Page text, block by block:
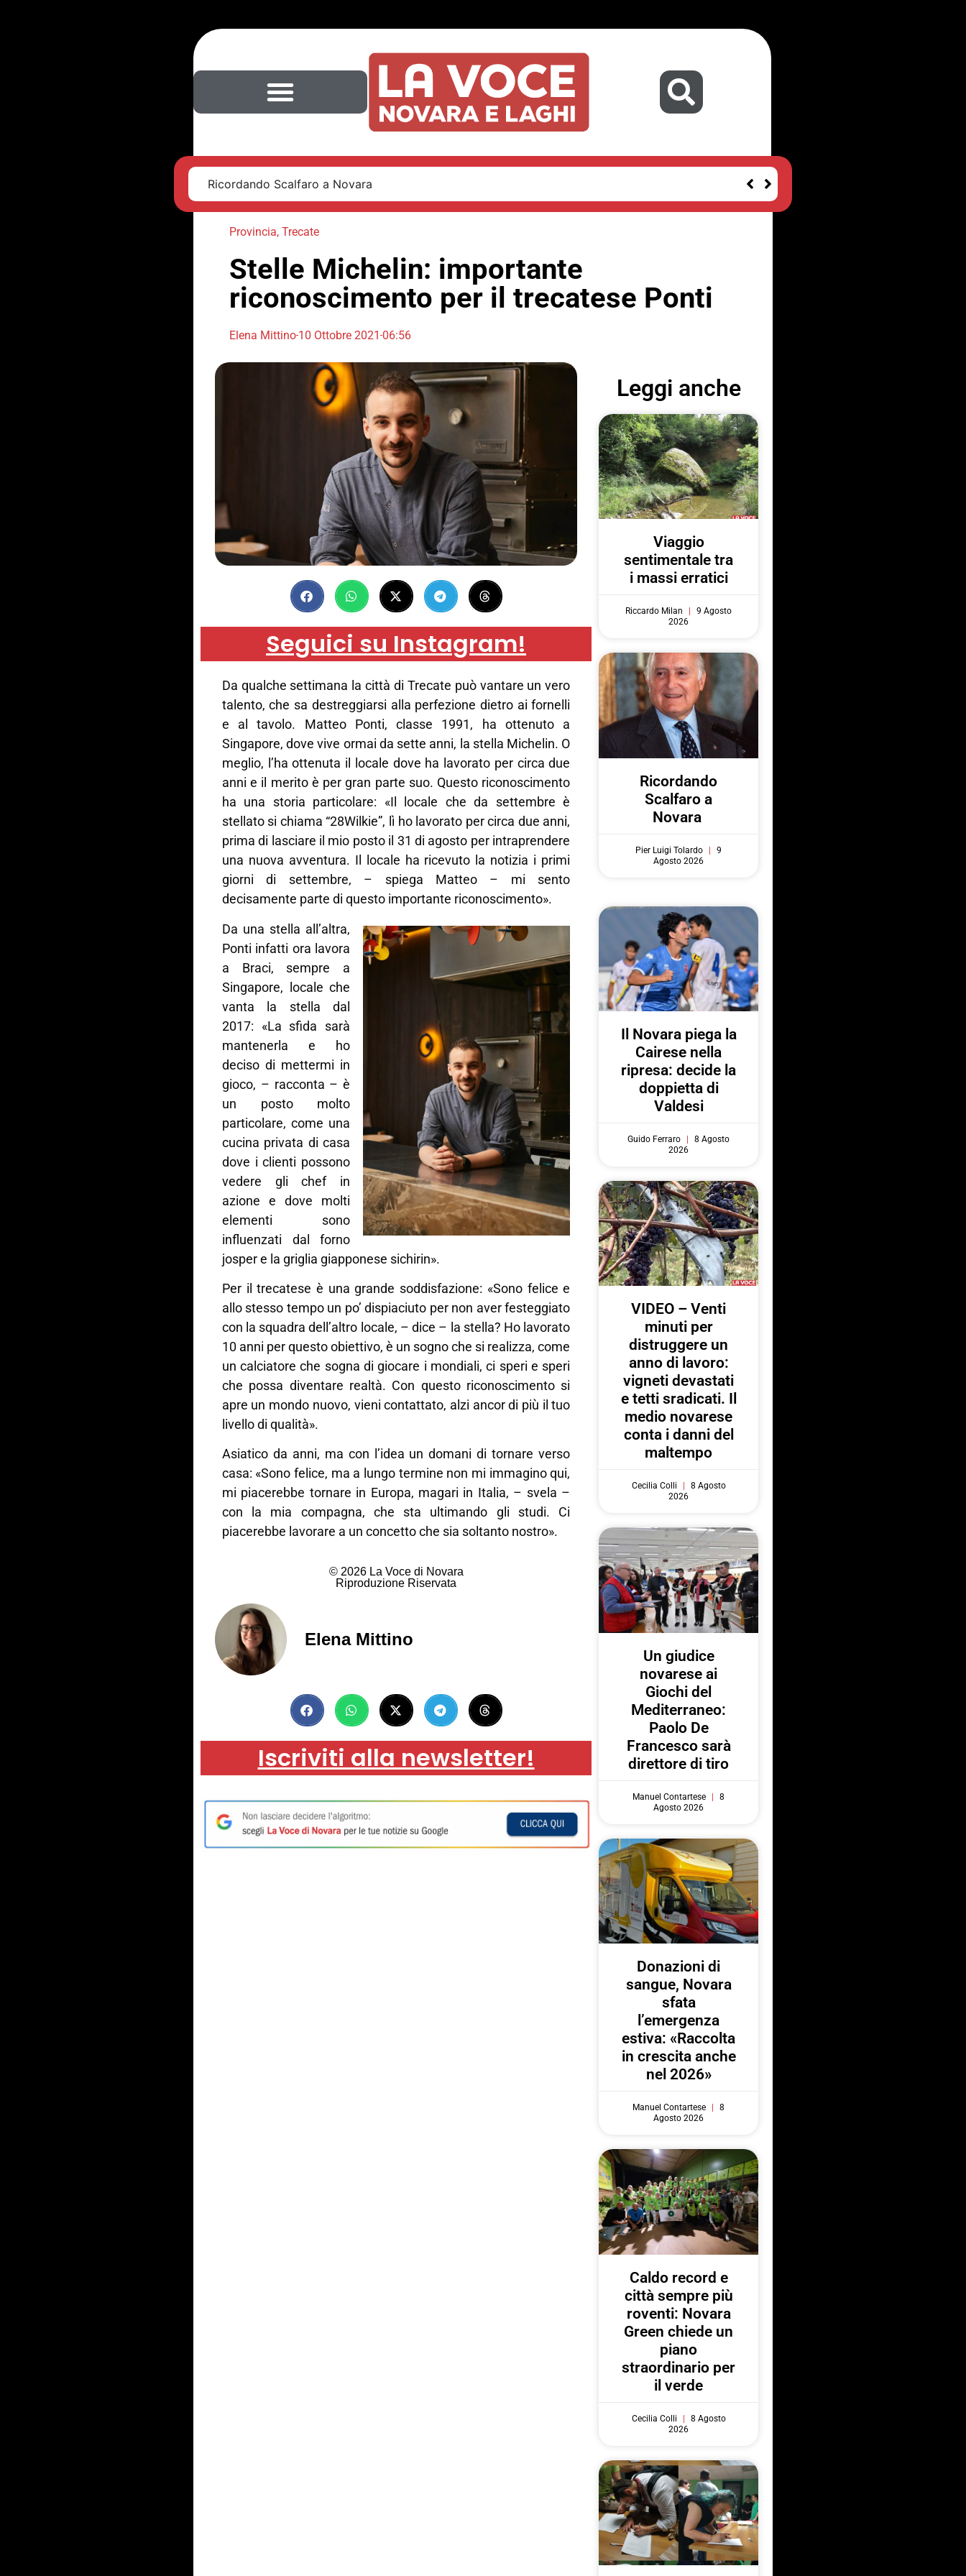
Ricordando Scalfaro a Novara
Provincia, Trecate
Stelle Michelin: importante
riconoscimento per il trecatese Ponti
Elena Mittino10 Ottobre 2021 06:56
Seguici su Instagram!
Da qualche settimana la città di Trecate può vantare un vero
talento, che sa destreggiarsi alla perfezione dietro ai fornelli
e al tavolo. Matteo Ponti, classe 1991, ha ottenuto a
Singapore, dove vive ormai da sette anni, la stella Michelin. O
meglio, l’ha ottenuta il locale dove ha lavorato per circa due
anni e il merito è per gran parte suo. Questo riconoscimento
ha una storia particolare: «Il locale che da settembre è
stellato si chiama “28Wilkie”, lì ho lavorato per circa due anni,
prima di lasciare il mio posto il 31 di agosto per intraprendere
una nuova avventura. Il locale ha ricevuto la notizia i primi
giorni di settembre, – spiega Matteo – mi sento
decisamente parte di questo importante riconoscimento».
Da una stella all’altra,
Ponti infatti ora lavora
a Braci, sempre a
Singapore, locale che
vanta la stella dal
2017: «La sfida sarà
mantenerla e ho
deciso di mettermi in
gioco, – racconta – è
un posto molto
particolare, come una
cucina privata di casa
dove i clienti possono
vedere gli chef in
azione e dove molti
elementi sono
influenzati dal forno
josper e la griglia giapponese sichirin».
Per il trecatese è una grande soddisfazione: «Sono felice e
allo stesso tempo un po’ dispiaciuto per non aver festeggiato
con la squadra dell’altro locale, – dice – la stella? Ho lavorato
10 anni per questo obiettivo, è un sogno che si realizza, come
un calciatore che sogna di giocare i mondiali, ci speri e speri
che possa diventare realtà. Con questo riconoscimento si
apre un mondo nuovo, vieni contattato, alzi ancor di più il tuo
livello di qualità».
Asiatico da anni, ma con l’idea un domani di tornare verso
casa: «Sono felice, ma a lungo termine non mi immagino qui,
mi piacerebbe tornare in Europa, magari in Italia, – svela –
con la mia compagna, che sta ultimando gli studi. Ci
piacerebbe lavorare a un concetto che sia soltanto nostro».
© 2026 La Voce di Novara
Riproduzione Riservata
Elena Mittino
Iscriviti alla newsletter!
Leggi anche
Viaggio
sentimentale tra
i massi erratici
Riccardo Milan
9 Agosto
2026
Ricordando
Scalfaro a
Novara
Pier Luigi Tolardo
9
Agosto 2026
Il Novara piega la
Cairese nella
ripresa: decide la
doppietta di
Valdesi
Guido Ferraro
8 Agosto
2026
VIDEO – Venti
minuti per
distruggere un
anno di lavoro:
vigneti devastati
e tetti sradicati. Il
medio novarese
conta i danni del
maltempo
Cecilia Colli
8 Agosto
2026
Un giudice
novarese ai
Giochi del
Mediterraneo:
Paolo De
Francesco sarà
direttore di tiro
Manuel Contartese
8
Agosto 2026
Donazioni di
sangue, Novara
sfata
l’emergenza
estiva: «Raccolta
in crescita anche
nel 2026»
Manuel Contartese
8
Agosto 2026
Caldo record e
città sempre più
roventi: Novara
Green chiede un
piano
straordinario per
il verde
Cecilia Colli
8 Agosto
2026